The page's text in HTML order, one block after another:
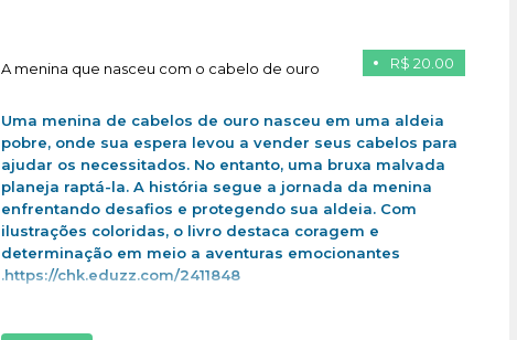
R$ 20.00
A menina que nasceu com o cabelo de ouro
Uma menina de cabelos de ouro nasceu em uma aldeia
pobre, onde sua espera levou a vender seus cabelos para
ajudar os necessitados. No entanto, uma bruxa malvada
planeja raptá-la. A história segue a jornada da menina
enfrentando desafios e protegendo sua aldeia. Com
ilustrações coloridas, o livro destaca coragem e
determinação em meio a aventuras emocionantes
.https://chk.eduzz.com/2411848